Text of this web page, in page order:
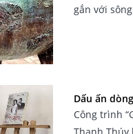
gắn với
Dấu ấn
Công trình